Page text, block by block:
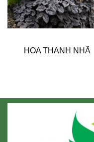
HOA THANH NHÃ